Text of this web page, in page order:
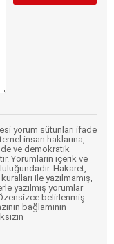
yorum sütunları ifade
insan haklarına,
ve demokratik
Yorumların içerik ve
Hakaret,
ile yazılmamış,
yazılmış yorumlar
belirlenmiş
bağlamının